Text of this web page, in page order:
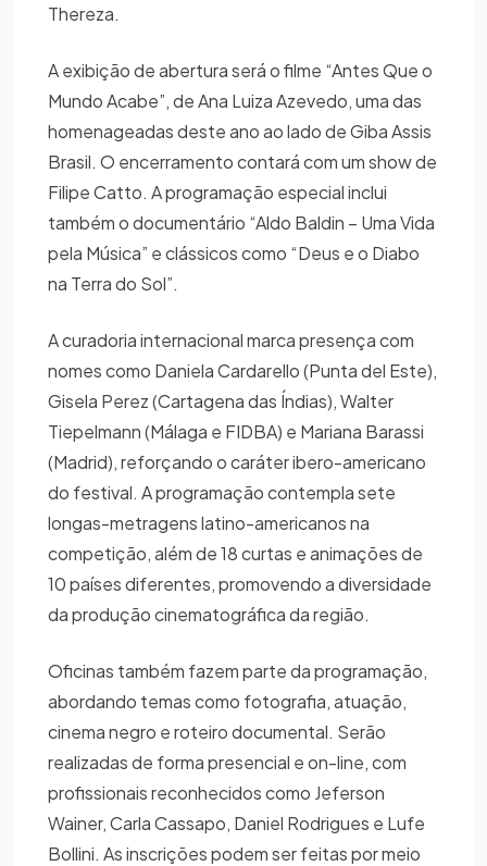
Thereza.
A exibição de abertura será o filme “Antes Que o
Mundo Acabe”, de Ana Luiza Azevedo, uma das
homenageadas deste ano ao lado de Giba Assis
Brasil. O encerramento contará com um show de
Filipe Catto. A programação especial inclui
também o documentário “Aldo Baldin – Uma Vida
pela Música” e clássicos como “Deus e o Diabo
na Terra do Sol”.
A curadoria internacional marca presença com
nomes como Daniela Cardarello (Punta del Este),
Gisela Perez (Cartagena das Índias), Walter
Tiepelmann (Málaga e FIDBA) e Mariana Barassi
(Madrid), reforçando o caráter ibero-americano
do festival. A programação contempla sete
longas-metragens latino-americanos na
competição, além de 18 curtas e animações de
10 países diferentes, promovendo a diversidade
da produção cinematográfica da região.
Oficinas também fazem parte da programação,
abordando temas como fotografia, atuação,
cinema negro e roteiro documental. Serão
realizadas de forma presencial e on-line, com
profissionais reconhecidos como Jeferson
Wainer, Carla Cassapo, Daniel Rodrigues e Lufe
Bollini. As inscrições podem ser feitas por meio